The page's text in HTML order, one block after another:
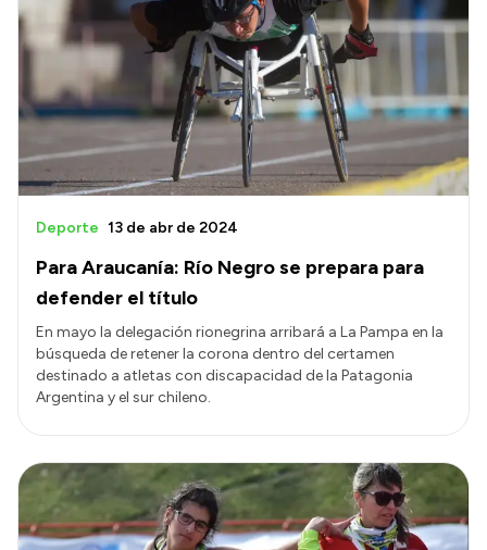
Para Araucanía: Río Negro se prepara para
defender el título
Deporte 13 de abr de 2024
En mayo la delegación rionegrina arribará a La Pampa en la
búsqueda de retener la corona dentro del certamen
destinado a atletas con discapacidad de la Patagonia
Argentina y el sur chileno.